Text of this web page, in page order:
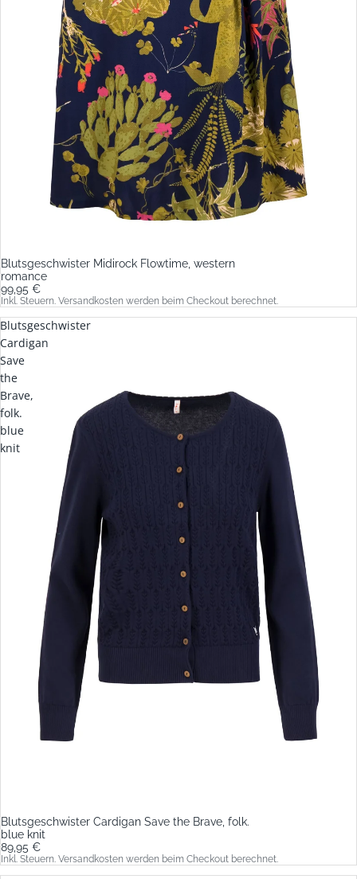
Blutsgeschwister Midirock Flowtime, western
romance
99,95 €
Inkl. Steuern. Versandkosten werden beim Checkout berechnet.
Blutsgeschwister
Cardigan
Save
the
Brave,
folk.
blue
knit
Blutsgeschwister Cardigan Save the Brave, folk.
blue knit
89,95 €
Inkl. Steuern. Versandkosten werden beim Checkout berechnet.